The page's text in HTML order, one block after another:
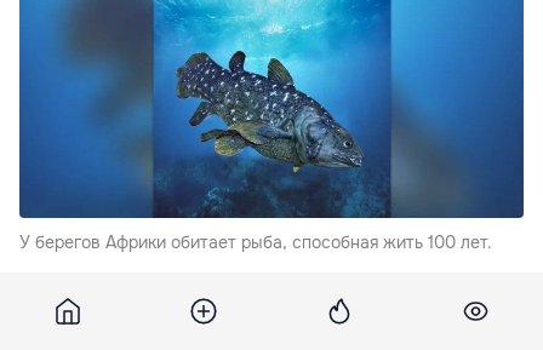
У берегов Африки обитает рыба, способная жить 100 лет.
Латимерия западной части Индийского океана или